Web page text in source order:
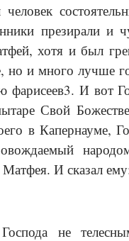
презирали и
хотя и был
но и много лучше
фарисеев3. И вот
Свой
в Капернауме,
И сказал
не